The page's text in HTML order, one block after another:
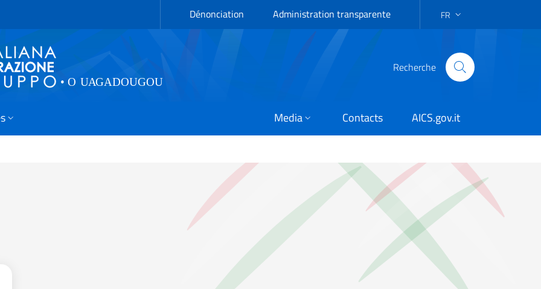
Dénonciation Administration transparente LANGUAGE SELECTION: FR
FR
Recherche
Media Contacts
AICS.gov.it